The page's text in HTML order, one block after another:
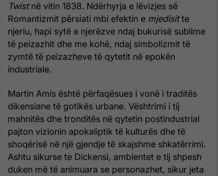
Twistnë vitin 1838. Ndërhyrja e lëvizjes së
Romantizmit përsiati mbi efektin e mjedisitte
njeriu, hapi sytë e njerëzve ndaj bukurisë sublime
të peizazhit dhe me kohë, ndaj simbolizmit të
zymtë të peiza­zheve të qytetit në epokën
industriale.
Martin Amis është përfaqësues i vonë i traditës
dikensiane të gotikës urbane. Vështrimi i tij
mahnitës dhe tronditës në qytetin postindustrial
pajton vizionin apokaliptik të kulturës dhe të
shoqërisë në një gjendje të skajshme shkatërrimi.
Ashtu sikurse te Dickensi, ambientet e tij shpesh
duken më të animuara se personazhet, sikur jeta